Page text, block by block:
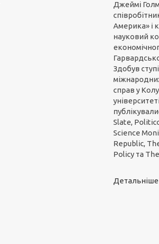
Джеймі
Америка» і
науковий
Здобув
справ у
Slate,
Science
Republic,
Policy та
Детальніше